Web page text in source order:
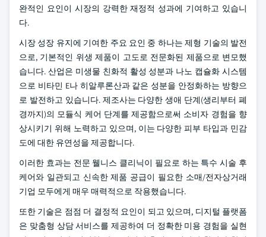
완적인 요인이 시장의 강력한 재정적 성과에 기여하고 있습니
다.
시장 성장 유지에 기여한 주요 요인 중 하나는 제형 기술의 발전
으로, 기본적인 위생 제품이 고도로 전문화된 제품으로 변모했
습니다. 산업은 미생물 친화적 활성 성분과 나노 캡슐화 시스템
으로 비타민 E나 히알루론산과 같은 성분을 안정화하는 방향으
로 발전하고 있습니다. 제조사는 다양한 생애 단계(생리부터 폐
경까지)의 모듈식 케어 단계를 제공함으로써 소비자 경험을 향
상시키기 위해 노력하고 있으며, 이는 다양한 피부 타입과 민감
도에 대한 유연성을 제공합니다.
이러한 효과는 전문 웰니스 클리닉이 필요로 하는 특수 시술 후
케어와 일관되고 신속한 제품 공급이 필요한 소매/전자상거래
기업 모두에게 매우 매력적으로 작용했습니다.
또한 기술은 점점 더 결정적 요인이 되고 있으며, 디지털 플랫폼
은 맞춤형 상담 서비스를 제공하여 더 정확한 미용 경험을 실현